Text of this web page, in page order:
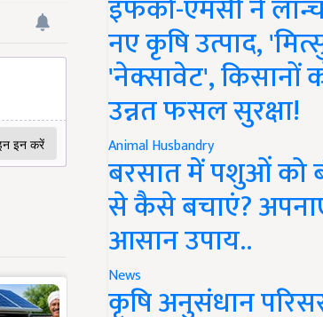
इफको-एमसी ने
नए कृषि उत्पाद,
'नेक्सावेट', किसानों
उन्नत फसल सुरक्षा!
Animal Husbandry
बरसात में पशुओं को
से कैसे बचाएं?
आसान उपाय..
News
कृषि अनुसंधान